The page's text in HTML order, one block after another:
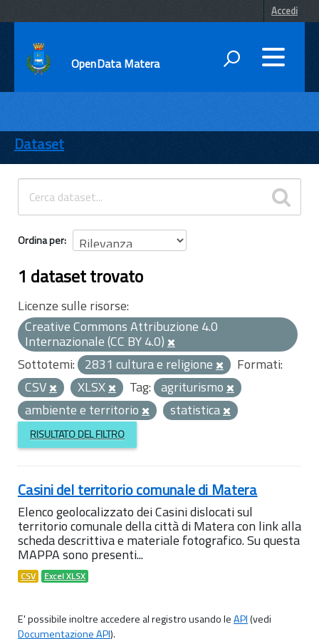
Accedi
OpenData Matera
ENTI
TEMI
INFORMAZIONI
Dataset
Ordina per
1 dataset trovato
Licenze sulle risorse:
Creative Commons Attribuzione 4.0
Internazionale (CC BY 4.0)
Sottotemi: 2831 cultura e religione
Formati:
CSV
XLSX Tag: agriturismo
ambiente e territorio
statistica
RISULTATO DEL FILTRO
Casini del territorio comunale di Matera
Elenco geolocalizzato dei Casini dislocati sul
territorio comunale della città di Matera con link alla
scheda descrittiva e materiale fotografico. Su questa
MAPPA sono presenti...
CSV Excel XLSX
E' possibile inoltre accedere al registro usando leAPI(vedi
Documentazione API).